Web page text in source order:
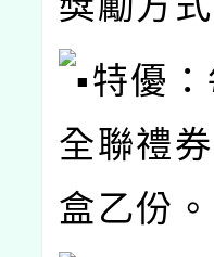
特優
全聯禮
盒乙份。